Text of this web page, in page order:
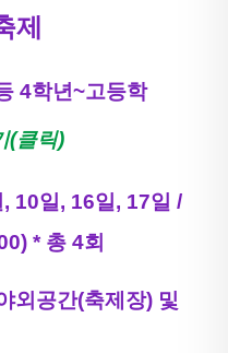
제
4학년~고등학
(클릭)
10일, 16일, 17일 /
* 총 4회
외공간(축제장) 및